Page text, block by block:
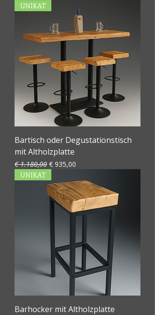
UNIKAT
Bartisch oder Degustationstisch
mit Altholzplatte
Standardpreis
€ 1.180,00 Sale-Preis
€ 935,00
UNIKAT
Barhocker mit Altholzplatte